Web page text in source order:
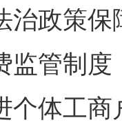
治政策
监管制
个体工